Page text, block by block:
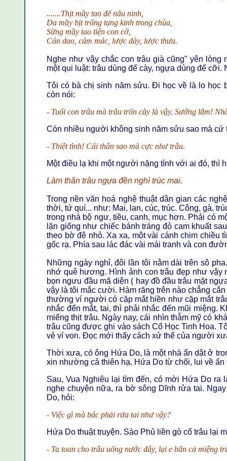
.......Thịt mầy tao để nấu ninh,
Da mầy bịt trống tụng kinh trong chùa,
Sừng mầy tao tiện con cờ,
Cán dao, cám mác, lược dày, lược thưa.
Nghe như vậy chắc con trâu già cũng" yên
một qui luật: trâu dùng để cày, ngựa dùng để
Tôi có bà chị sinh năm sửu. Đi học về là lo học
còn nói:
- Tuổi con trâu mà trâu trốn cày là vậy. Sướng lắm!
Còn nhiều người không sinh năm sửu sao mà cứ
- Thiệt tình! Cái thân sao mà cực như trâu.
Một điều lạ khi một người nặng tình với ai đó, thì
Làm thân trâu ngựa đền nghì trúc mai.
Trong nền văn hoá nghệ thuật dân gian các
thời, tứ quí... như: Mai, lan, cúc, trúc. Công, gà,
trong nhà bộ ngư, tiều, canh, mục hơn. Phải có
lặn giống như chiếc bánh tráng đỏ cam khuất
theo bờ đê nhỏ. Xa xa, một vài cánh chim chiều
gốc rạ. Phía sau lác đác vài mái tranh và con
Những ngày nghỉ, đôi lần tôi nằm dài trên sô
nhớ quê hương. Hình ảnh con trâu đẹp như
bọn ngưu đầu mã diện ( hay đồ đầu trâu mặt
vậy là tôi mắc cười. Hàm răng trên nào chẳng
thường ví người có cặp mắt hiền như cặp mắt
nhắc đến mắt, tai, thì phải nhắc đến mũi miệng.
miếng thịt trâu. Ngày nay, cái nhìn thẫm mỹ có
trâu cũng được ghi vào sách Cổ Học Tinh Hoa.
vẻ ví von. Đọc mới thấy cách xử thế của người
Thời xưa, có ông Hứa Do, là một nhà ẩn dật ở
xin nhường cả thiên hạ. Hứa Do từ chối, lui về
Sau, Vua Nghiêu lại tìm đến, có mời Hứa Do ra
nghe chuyện nữa, ra bờ sông Dĩnh rửa tai.
Do, hỏi:
- Việc gì mà bác phải rửa tai như vậy?
Hứa Do thuật truyện. Sào Phủ liền gò cổ trâu lại
- Ta toan cho trâu uống nước đây, lại e bẩn cả miệng